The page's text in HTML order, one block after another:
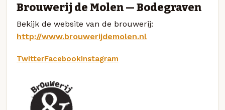
Brouwerij de Molen — Bodegraven
Bekijk de website van de brouwerij:
http://www.brouwerijdemolen.nl
TwitterFacebookInstagram